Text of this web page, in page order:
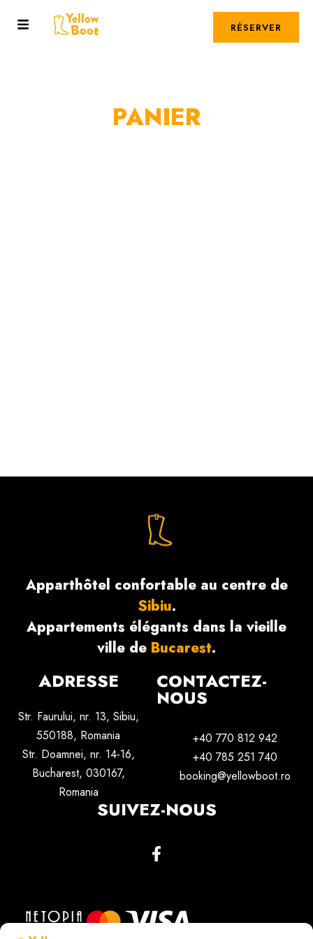
RÉSERVER
PANIER
Apparthôtel confortable au centre de
Sibiu.
Appartements élégants dans la vieille
ville de Bucarest.
ADRESSE
Str. Faurului, nr. 13, Sibiu,
550188, Romania
Str. Doamnei, nr. 14-16,
Bucharest, 030167,
Romania
CONTACTEZ-
NOUS
+40 770 812 942
+40 785 251 740
booking@yellowboot.ro
SUIVEZ-NOUS